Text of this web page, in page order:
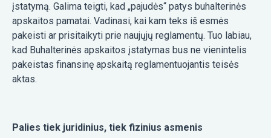
įstatymą. Galima teigti, kad „pajudės“ patys buhalterinės
apskaitos pamatai. Vadinasi, kai kam teks iš esmės
pakeisti ar prisitaikyti prie naujųjų reglamentų. Tuo labiau,
kad Buhalterinės apskaitos įstatymas bus ne vienintelis
pakeistas finansinę apskaitą reglamentuojantis teisės
aktas.
Palies tiek juridinius, tiek fizinius asmenis